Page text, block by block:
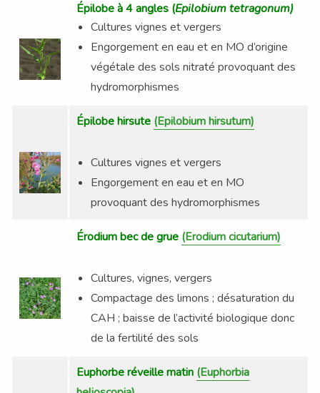
Épilobe à 4 angles (Epilobium tetragonum)
Cultures vignes et vergers
Engorgement en eau et en MO d’origine
végétale des sols nitraté provoquant des
hydromorphismes
Épilobe hirsute (Epilobium hirsutum)
Cultures vignes et vergers
Engorgement en eau et en MO
provoquant des hydromorphismes
Érodium bec de grue (Erodium cicutarium)
Cultures, vignes, vergers
Compactage des limons ; désaturation du
CAH ; baisse de l’activité biologique donc
de la fertilité des sols
Euphorbe réveille matin (Euphorbia